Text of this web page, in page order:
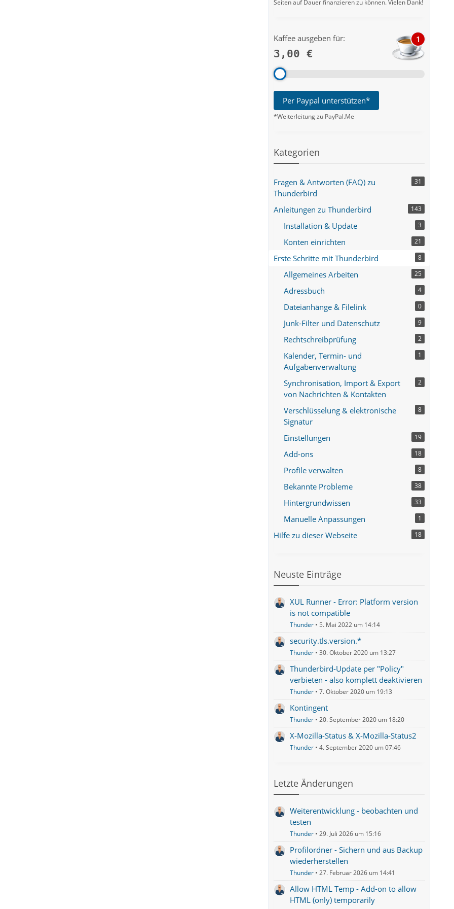
Seiten auf Dauer finanzieren zu können. Vielen Dank!
Kaffee ausgeben für:
3,00 €
1
Per Paypal unterstützen*
*Weiterleitung zu PayPal.Me
Kategorien
Fragen & Antworten (FAQ) zu
Thunderbird
31
Anleitungen zu Thunderbird 143
Installation & Update 3
Konten einrichten 21
Erste Schritte mit Thunderbird 8
Allgemeines Arbeiten 25
Adressbuch 4
Dateianhänge & Filelink 0
Junk-Filter und Datenschutz 9
Rechtschreibprüfung 2
Kalender, Termin- und
Aufgabenverwaltung
1
Synchronisation, Import & Export
von Nachrichten & Kontakten
2
Verschlüsselung & elektronische
Signatur
8
Einstellungen 19
Add-ons 18
Profile verwalten 8
Bekannte Probleme 38
Hintergrundwissen 33
Manuelle Anpassungen 1
Hilfe zu dieser Webseite 18
Neuste Einträge
XUL Runner - Error: Platform version
is not compatible
Thunder 5. Mai 2022 um 14:14
security.tls.version.*
Thunder 30. Oktober 2020 um 13:27
Thunderbird-Update per "Policy"
verbieten - also komplett deaktivieren
Thunder 7. Oktober 2020 um 19:13
Kontingent
Thunder 20. September 2020 um 18:20
X-Mozilla-Status & X-Mozilla-Status2
Thunder 4. September 2020 um 07:46
Letzte Änderungen
Weiterentwicklung - beobachten und
testen
Thunder 29. Juli 2026 um 15:16
Profilordner - Sichern und aus Backup
wiederherstellen
Thunder 27. Februar 2026 um 14:41
Allow HTML Temp - Add-on to allow
HTML (only) temporarily